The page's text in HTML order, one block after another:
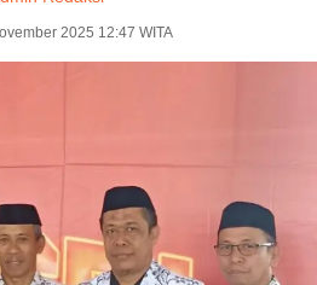
2025 12:47 WITA